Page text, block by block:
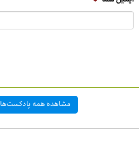
مشاهده همه پادکست‌ها